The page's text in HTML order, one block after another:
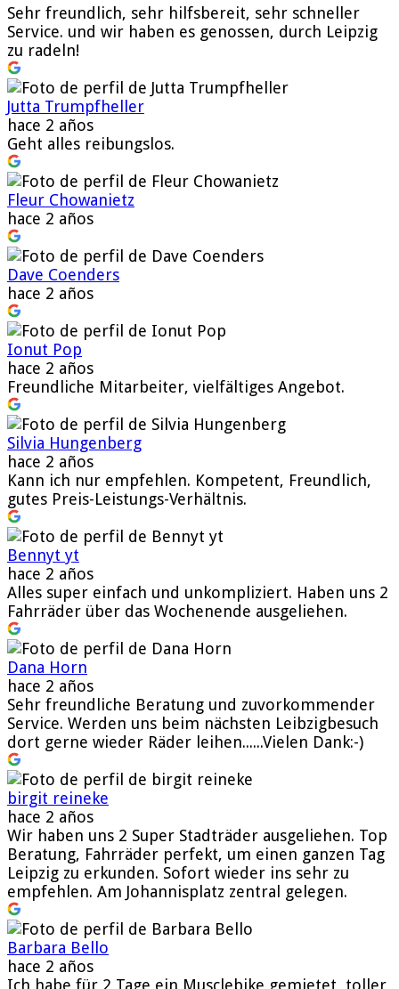
Sehr freundlich, sehr hilfsbereit, sehr schneller
Service. und wir haben es genossen, durch Leipzig
zu radeln!
Jutta Trumpfheller
hace 2 años
Geht alles reibungslos.
Fleur Chowanietz
hace 2 años
Dave Coenders
hace 2 años
Ionut Pop
hace 2 años
Freundliche Mitarbeiter, vielfältiges Angebot.
Silvia Hungenberg
hace 2 años
Kann ich nur empfehlen. Kompetent, Freundlich,
gutes Preis-Leistungs-Verhältnis.
Bennyt yt
hace 2 años
Alles super einfach und unkompliziert. Haben uns 2
Fahrräder über das Wochenende ausgeliehen.
Dana Horn
hace 2 años
Sehr freundliche Beratung und zuvorkommender
Service. Werden uns beim nächsten Leibzigbesuch
dort gerne wieder Räder leihen......Vielen Dank:-)
birgit reineke
hace 2 años
Wir haben uns 2 Super Stadträder ausgeliehen. Top
Beratung, Fahrräder perfekt, um einen ganzen Tag
Leipzig zu erkunden. Sofort wieder ins sehr zu
empfehlen. Am Johannisplatz zentral gelegen.
Barbara Bello
hace 2 años
Ich habe für 2 Tage ein Musclebike gemietet, toller